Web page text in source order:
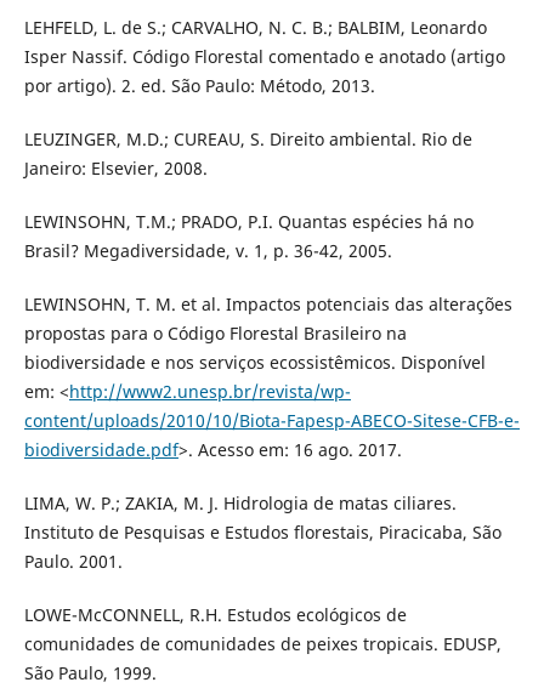
LEHFELD, L. de S.; CARVALHO, N. C. B.; BALBIM, Leonardo
Isper Nassif. Código Florestal comentado e anotado (artigo
por artigo). 2. ed. São Paulo: Método, 2013.
LEUZINGER, M.D.; CUREAU, S. Direito ambiental. Rio de
Janeiro: Elsevier, 2008.
LEWINSOHN, T.M.; PRADO, P.I. Quantas espécies há no
Brasil? Megadiversidade, v. 1, p. 36-42, 2005.
LEWINSOHN, T. M. et al. Impactos potenciais das alterações
propostas para o Código Florestal Brasileiro na
biodiversidade e nos serviços ecossistêmicos. Disponível
em: <http://www2.unesp.br/revista/wp-
content/uploads/2010/10/Biota-Fapesp-ABECO-Sitese-CFB-e-
biodiversidade.pdf>. Acesso em: 16 ago. 2017.
LIMA, W. P.; ZAKIA, M. J. Hidrologia de matas ciliares.
Instituto de Pesquisas e Estudos florestais, Piracicaba, São
Paulo. 2001.
LOWE-McCONNELL, R.H. Estudos ecológicos de
comunidades de comunidades de peixes tropicais. EDUSP,
São Paulo, 1999.